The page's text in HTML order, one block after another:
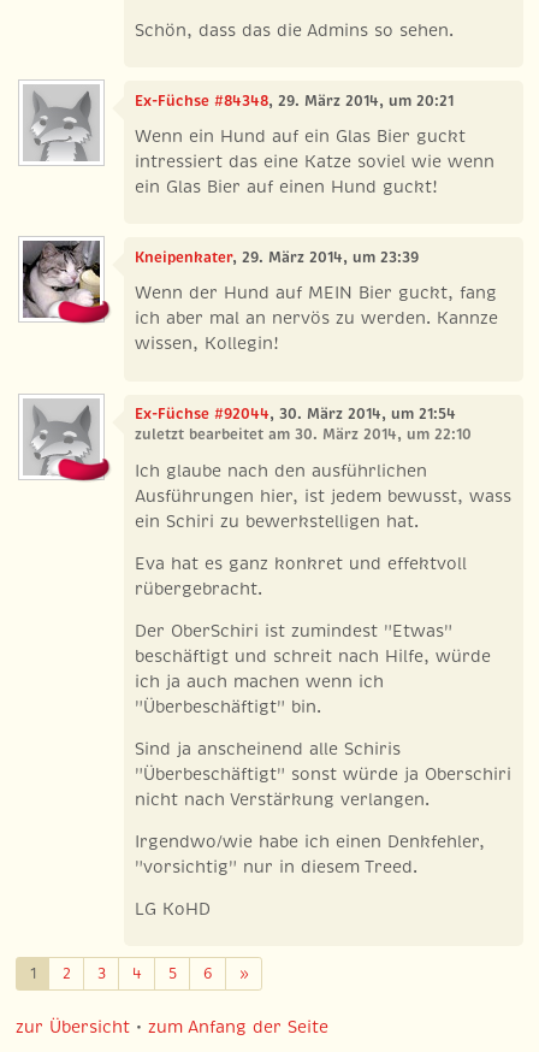
Schön, dass das die Admins so sehen.
Ex-Füchse #84348, 29. März 2014, um 20:21
Wenn ein Hund auf ein Glas Bier guckt
intressiert das eine Katze soviel wie wenn
ein Glas Bier auf einen Hund guckt!
Kneipenkater, 29. März 2014, um 23:39
Wenn der Hund auf MEIN Bier guckt, fang
ich aber mal an nervös zu werden. Kannze
wissen, Kollegin!
Ex-Füchse #92044, 30. März 2014, um 21:54
zuletzt bearbeitet am 30. März 2014, um 22:10
Ich glaube nach den ausführlichen
Ausführungen hier, ist jedem bewusst, wass
ein Schiri zu bewerkstelligen hat.
Eva hat es ganz konkret und effektvoll
rübergebracht.
Der OberSchiri ist zumindest "Etwas"
beschäftigt und schreit nach Hilfe, würde
ich ja auch machen wenn ich
"Überbeschäftigt" bin.
Sind ja anscheinend alle Schiris
"Überbeschäftigt" sonst würde ja Oberschiri
nicht nach Verstärkung verlangen.
Irgendwo/wie habe ich einen Denkfehler,
"vorsichtig" nur in diesem Treed.
LG KoHD
1 2 3 4 5 6 »Weiter
zur Übersicht •zum Anfang der Seite